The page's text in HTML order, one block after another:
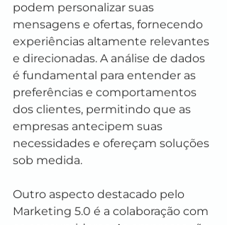
podem personalizar suas
mensagens e ofertas, fornecendo
experiências altamente relevantes
e direcionadas. A análise de dados
é fundamental para entender as
preferências e comportamentos
dos clientes, permitindo que as
empresas antecipem suas
necessidades e ofereçam soluções
sob medida.
Outro aspecto destacado pelo
Marketing 5.0 é a colaboração com